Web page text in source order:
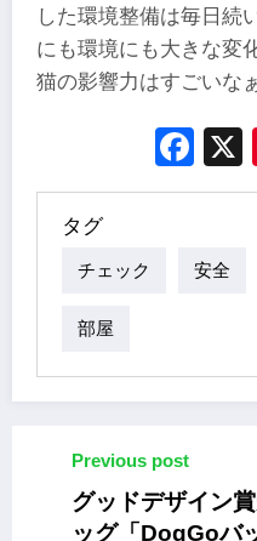
した環境整備は毎日続
にも環境にも大きな変
猫の影響力はすごいな
タグ
チェック 安全
部屋
Previous post
グッドデザイン
ッグ「DogGoバ